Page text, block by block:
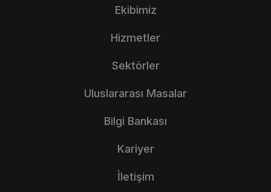
Ekibimiz
Hizmetler
Sektörler
Uluslararası Masalar
Bilgi Bankası
Kariyer
İletişim